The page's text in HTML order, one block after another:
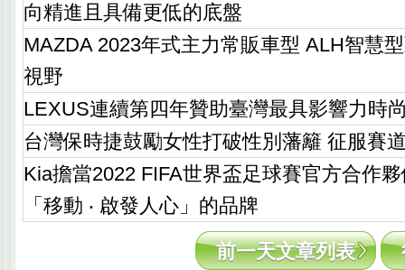
向精進且具備更低的底盤
MAZDA 2023年式主力常販車型 ALH智慧
視野
LEXUS連續第四年贊助臺灣最具影響力時
台灣保時捷鼓勵女性打破性別藩籬 征服賽
Kia擔當2022 FIFA世界盃足球賽官方合作
「移動 ‧ 啟發人心」的品牌
前一天文章列表